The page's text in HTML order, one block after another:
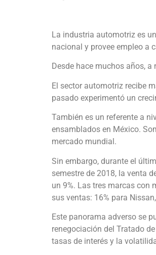
La industria automotriz es
nacional y provee empleo a
Desde hace muchos años,
El sector automotriz recibe
pasado experimentó un
También es un referente a
ensamblados en México.
mercado mundial.
Sin embargo, durante el
semestre de 2018, la venta
un 9%. Las tres marcas con
sus ventas: 16% para
Este panorama adverso se
renegociación del Tratado
tasas de interés y la